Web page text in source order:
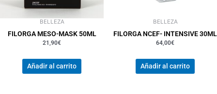
BELLEZA
FILORGA MESO-MASK 50ML
21,90€
Añadir al carrito
BELLEZA
FILORGA NCEF- INTENSIVE 30ML
64,00€
Añadir al carrito